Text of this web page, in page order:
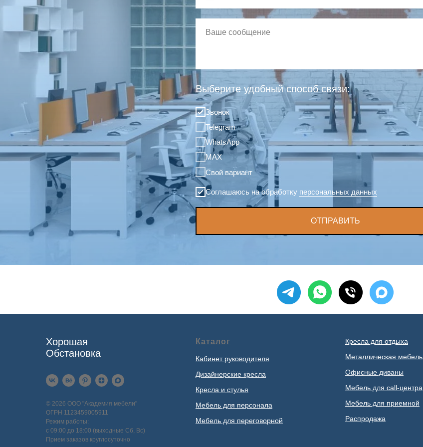
Выберите удобный способ связи:
Звонок
Telegram
WhatsApp
MAX
Свой вариант
Соглашаюсь на обработку персональных данных
ОТПРАВИТЬ
Хорошая
Обстановка
© 2026 ООО "Академия мебели"
ОГРН 1123459005911
Режим работы:
с 09:00 до 18:00 (выходные Сб, Вс)
Прием заказов круглосуточно
Каталог
Кабинет руководителя
Дизайнерские кресла
Кресла и стулья
Мебель для персонала
Мебель для переговорной
Кресла для отдыха
Металлическая мебель
Офисные диваны
Мебель для call-центра
Мебель для приемной
Распродажа